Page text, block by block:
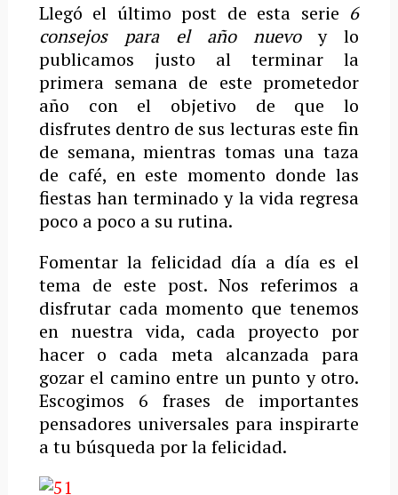
Llegó el último post de esta serie 6
consejos para el año nuevoy lo
publicamos justo al terminar la
primera semana de este prometedor
año con el objetivo de que lo
disfrutes dentro de sus lecturas este fin
de semana, mientras tomas una taza
de café, en este momento donde las
fiestas han terminado y la vida regresa
poco a poco a su rutina.
Fomentar la felicidad día a día es el
tema de este post. Nos referimos a
disfrutar cada momento que tenemos
en nuestra vida, cada proyecto por
hacer o cada meta alcanzada para
gozar el camino entre un punto y otro.
Escogimos 6 frases de importantes
pensadores universales para inspirarte
a tu búsqueda por la felicidad.